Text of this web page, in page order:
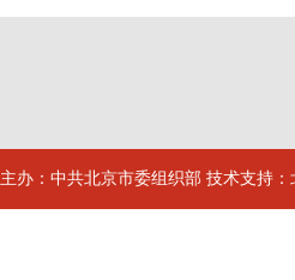
主办：中共北京市委组织部 技术支持